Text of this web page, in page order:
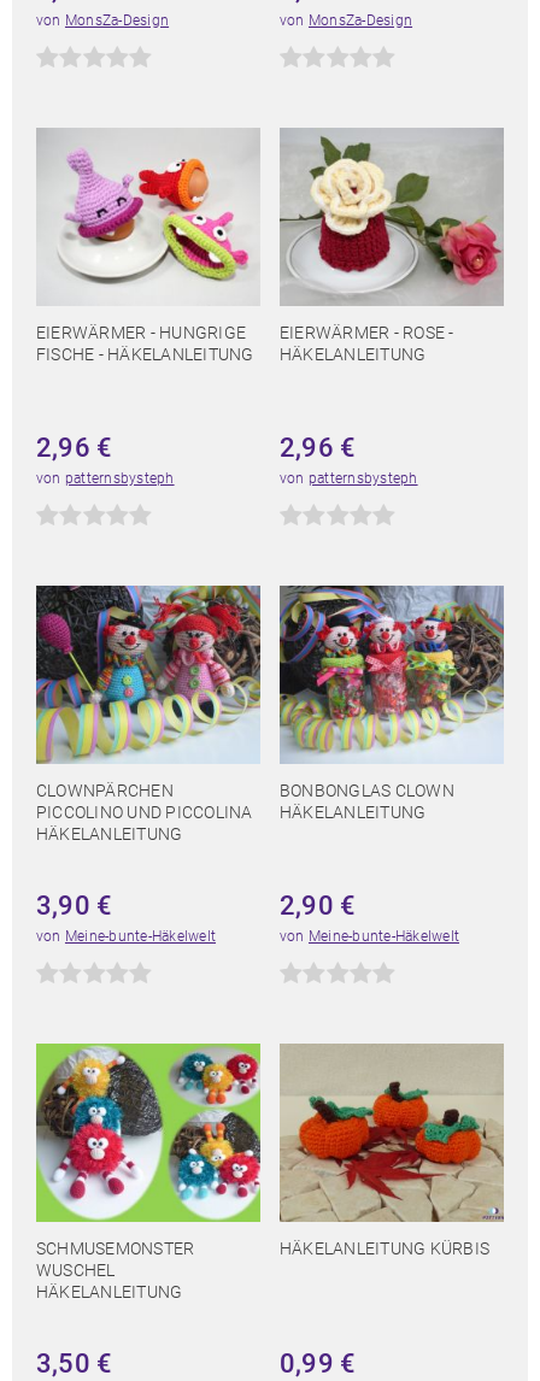
von MonsZa-Design von MonsZa-Design
EIERWÄRMER - HUNGRIGE
FISCHE - HÄKELANLEITUNG
2,96 €
von patternsbysteph
EIERWÄRMER - ROSE -
HÄKELANLEITUNG
2,96 €
von patternsbysteph
CLOWNPÄRCHEN
PICCOLINO UND PICCOLINA
HÄKELANLEITUNG
3,90 €
von Meine-bunte-Häkelwelt
BONBONGLAS CLOWN
HÄKELANLEITUNG
2,90 €
von Meine-bunte-Häkelwelt
SCHMUSEMONSTER
WUSCHEL
HÄKELANLEITUNG
3,50 €
HÄKELANLEITUNG KÜRBIS
0,99 €